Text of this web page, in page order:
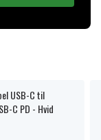
USB-C til
C PD - Hvid